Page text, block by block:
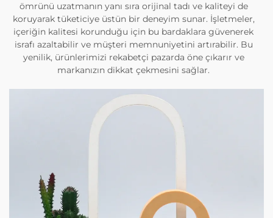
ömrünü uzatmanın yanı sıra orijinal tadı ve kaliteyi de
koruyarak tüketiciye üstün bir deneyim sunar. İşletmeler,
içeriğin kalitesi korunduğu için bu bardaklara güvenerek
israfı azaltabilir ve müşteri memnuniyetini artırabilir. Bu
yenilik, ürünlerimizi rekabetçi pazarda öne çıkarır ve
markanızın dikkat çekmesini sağlar.